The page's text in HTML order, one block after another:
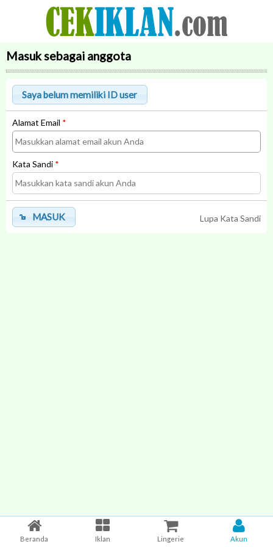
Masuk sebagai anggota
Alamat Email *
Kata Sandi *
Lupa Kata Sandi
MASUK
Beranda Iklan Lingerie Akun